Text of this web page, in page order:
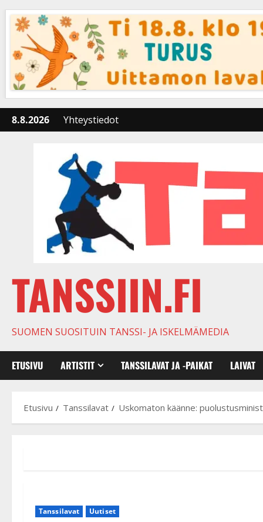
content
8.8.2026 Yhteystiedot
TANSSIIN.FI
SUOMEN SUOSITUIN TANSSI- JA ISKELMÄMEDIA
ETUSIVU ARTISTIT TANSSILAVAT JA -PAIKAT LAIVAT
Etusivu Tanssilavat Uskomaton käänne:
Tanssilavat Uutiset